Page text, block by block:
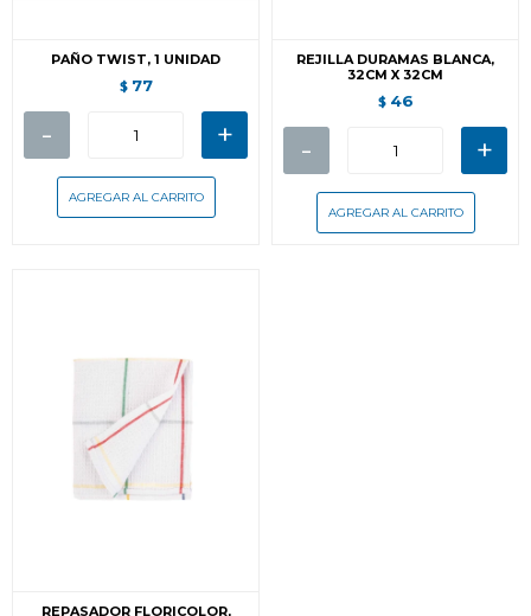
PAÑO TWIST, 1 UNIDAD
$ 77
- +
REJILLA DURAMAS BLANCA,
32CM X 32CM
$ 46
- +
REPASADOR FLORICOLOR,